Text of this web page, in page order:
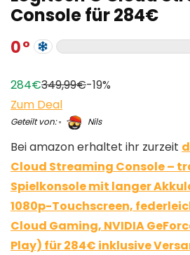
Console für 284€
0
284€349,99€-19%
Zum Deal
Geteilt von: Nils
Bei amazon erhaltet ihr zurzeit
Cloud Streaming Console –
Spielkonsole mit langer
1080p-Touchscreen,
Cloud Gaming, NVIDIA
Play) für 284€ inklusive